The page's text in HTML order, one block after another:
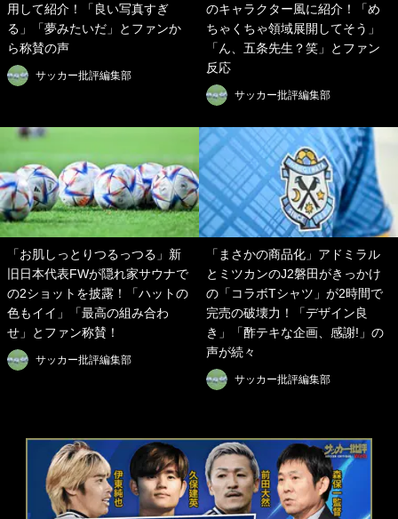
用して紹介！「良い写真すぎ
る」「夢みたいだ」とファンか
ら称賛の声
サッカー批評編集部
のキャラクター風に紹介！「め
ちゃくちゃ領域展開してそう」
「ん、五条先生？笑」とファン
反応
サッカー批評編集部
「お肌しっとりつるっつる」新
旧日本代表FWが隠れ家サウナで
の2ショットを披露！「ハットの
色もイイ」「最高の組み合わ
せ」とファン称賛！
サッカー批評編集部
「まさかの商品化」アドミラル
とミツカンのJ2磐田がきっかけ
の「コラボTシャツ」が2時間で
完売の破壊力！「デザイン良
き」「酢テキな企画、感謝!」の
声が続々
サッカー批評編集部